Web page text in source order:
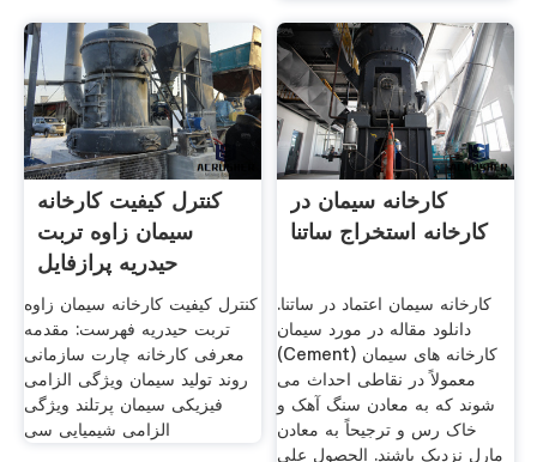
کنترل کیفیت کارخانه
سیمان زاوه تربت
حیدریه پرازفایل
کنترل کیفیت کارخانه سیمان زاوه
تربت حیدریه فهرست: مقدمه
معرفی کارخانه چارت سازمانی
روند تولید سیمان ویژگی الزامی
فیزیکی سیمان پرتلند ویژگی
الزامی شیمیایی سی
کارخانه سیمان در
کارخانه استخراج ساتنا
کارخانه سیمان اعتماد در ساتنا.
دانلود مقاله در مورد سیمان
(Cement) کارخانه های سیمان
معمولاً در نقاطی احداث می
شوند که به معادن سنگ آهک و
خاک رس و ترجیحاً به معادن
مارل نزدیک باشند. الحصول على